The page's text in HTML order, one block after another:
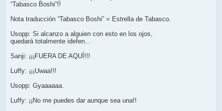
“Tabasco Boshi”!!
Nota traducción “Tabasco Boshi” = Estrella de Tabasco.
Usopp: Si alcanzo a alguien con esto en los ojos,
quedará totalmente idefen…
Sanji: ¡¡¡FUERA DE AQUÍ!!!
Luffy: ¡¡¡Uwaa!!!
Usopp: Gyaaaaaa.
Luffy: ¡¡No me puedes dar aunque sea una!!